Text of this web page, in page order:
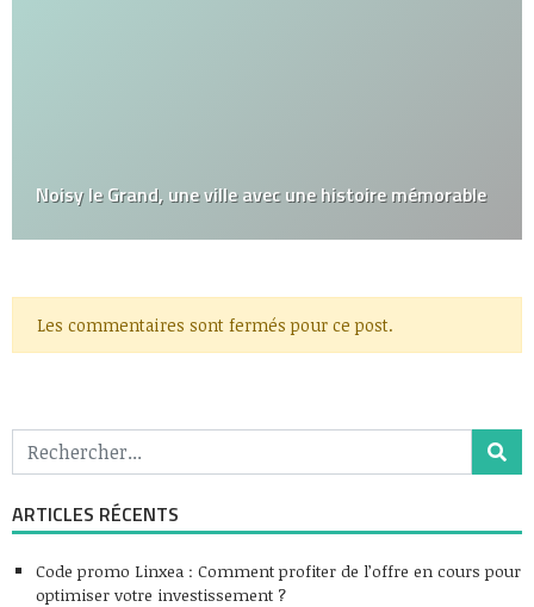
Noisy le Grand, une ville avec une histoire mémorable
Les commentaires sont fermés pour ce post.
ARTICLES RÉCENTS
Code promo Linxea : Comment profiter de l’offre en cours pour
optimiser votre investissement ?